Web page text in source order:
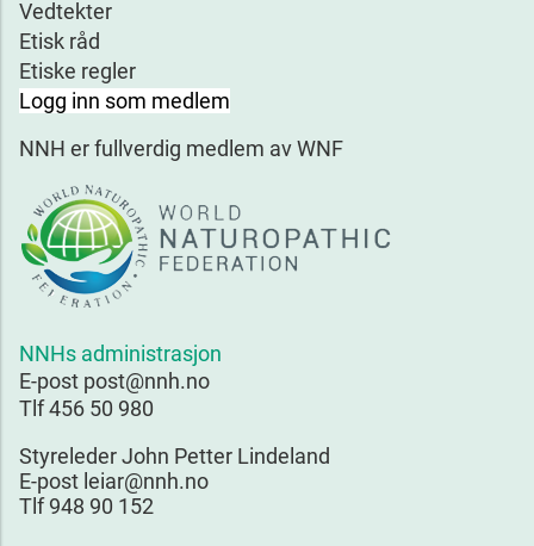
Vedtekter
Etisk råd
Etiske regler
Logg inn som medlem
NNH er fullverdig medlem av WNF
NNHs administrasjon
E-post post@nnh.no
Tlf 456 50 980
Styreleder John Petter Lindeland
E-post leiar@nnh.no
Tlf 948 90 152